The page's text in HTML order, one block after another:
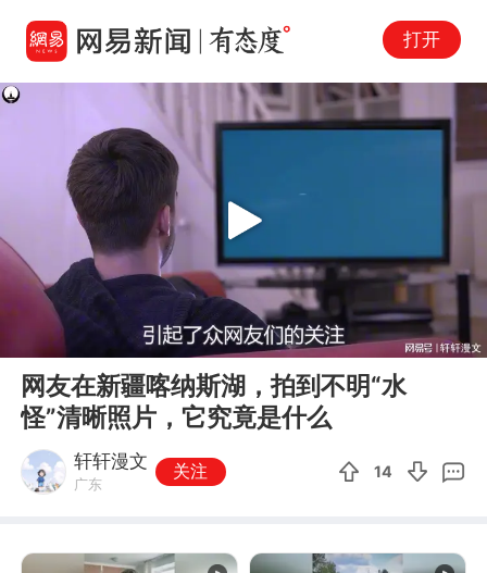
打开
05:11
Play
网友在新疆喀纳斯湖，拍到不明“水
怪”清晰照片，它究竟是什么
轩轩漫文
广东
关注 14